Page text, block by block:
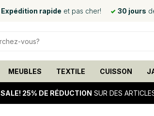
Expédition rapide et pas cher! 30 jours
MEUBLES TEXTILE CUISSON
SALE! 25% DE RÉDUCTION SUR DES